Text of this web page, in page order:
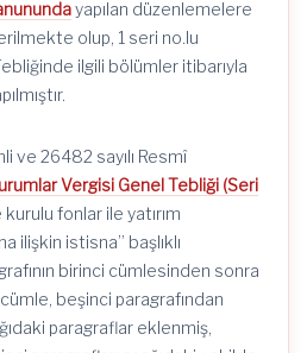
yapılan düzenlemelere
olup, 1 seri no.lu
ilgili bölümler itibarıyla
ve 26482 sayılı Resmî
Vergisi Genel Tebliği (Seri
kurulu fonlar ile yatırım
ilişkin istisna” başlıklı
birinci cümlesinden sonra
beşinci paragrafından
paragraflar eklenmiş,